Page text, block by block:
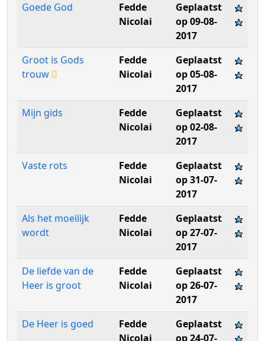
Goede God
Fedde
Nicolai
Geplaatst
op 09-08-
2017
Groot is Gods
trouw
Fedde
Nicolai
Geplaatst
op 05-08-
2017
Mijn gids
Fedde
Nicolai
Geplaatst
op 02-08-
2017
Vaste rots
Fedde
Nicolai
Geplaatst
op 31-07-
2017
Als het moeilijk
wordt
Fedde
Nicolai
Geplaatst
op 27-07-
2017
De liefde van de
Heer is groot
Fedde
Nicolai
Geplaatst
op 26-07-
2017
De Heer is goed
Fedde
Nicolai
Geplaatst
op 24-07-